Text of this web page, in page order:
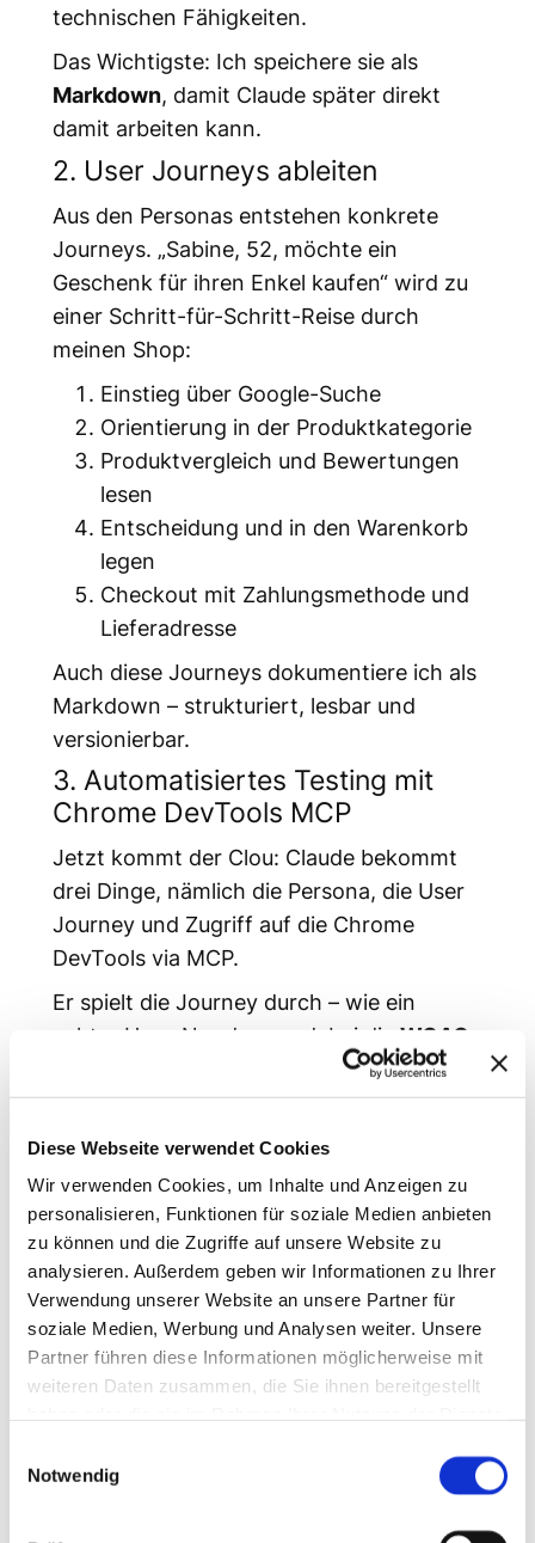
Diese Webseite verwendet Cookies
Wir verwenden Cookies, um Inhalte und Anzeigen zu
personalisieren, Funktionen für soziale Medien anbieten
zu können und die Zugriffe auf unsere Website zu
analysieren. Außerdem geben wir Informationen zu Ihrer
Verwendung unserer Website an unsere Partner für
soziale Medien, Werbung und Analysen weiter. Unsere
Partner führen diese Informationen möglicherweise mit
weiteren Daten zusammen, die Sie ihnen bereitgestellt
Notwendig
technischen Fähigkeiten.
Das Wichtigste: Ich speichere sie als
Markdown, damit Claude später direkt
damit arbeiten kann.
2. User Journeys ableiten
Aus den Personas entstehen konkrete
Journeys. „Sabine, 52, möchte ein
Geschenk für ihren Enkel kaufen“ wird zu
einer Schritt-für-Schritt-Reise durch
meinen Shop:
Einstieg über Google-Suche
Orientierung in der Produktkategorie
Produktvergleich und Bewertungen
lesen
Entscheidung und in den Warenkorb
legen
Checkout mit Zahlungsmethode und
Lieferadresse
Auch diese Journeys dokumentiere ich als
Markdown – strukturiert, lesbar und
versionierbar.
3. Automatisiertes Testing mit
Chrome DevTools MCP
Jetzt kommt der Clou: Claude bekommt
drei Dinge, nämlich die Persona, die User
Journey und Zugriff auf die Chrome
DevTools via MCP.
Er spielt die Journey durch – wie ein
echter User. Nur dass er dabei die WCAG-
Auffälligkeiten notiert
unddie Reise bewertet.
Das Feedback ist nicht „Test failed“ –
sondern:„Als Sabine wäre ich an dieser
Stelle unsicher, weil der Begriff
‚Wassersäule‘ für mich nicht verständlich
ist.“
4. Der geschlossene Kreislauf
Die Erkenntnisse fließen direkt ins
Backlog. Wir fixen. Und dann – und das ist
Journey nochmal durchspielen
Persona und Journey existieren ja bereits
als Markdown. Sofortiges Feedback: Hat